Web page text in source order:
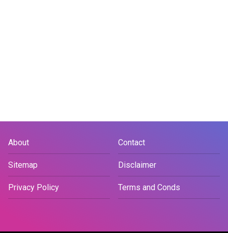
About Contact
Sitemap Disclaimer
Privacy Policy Terms and Conds